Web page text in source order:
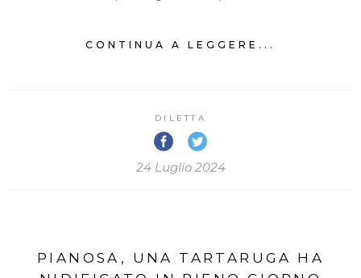
CONTINUA A LEGGERE...
DILETTA
24 Luglio 2024
PIANOSA, UNA TARTARUGA HA